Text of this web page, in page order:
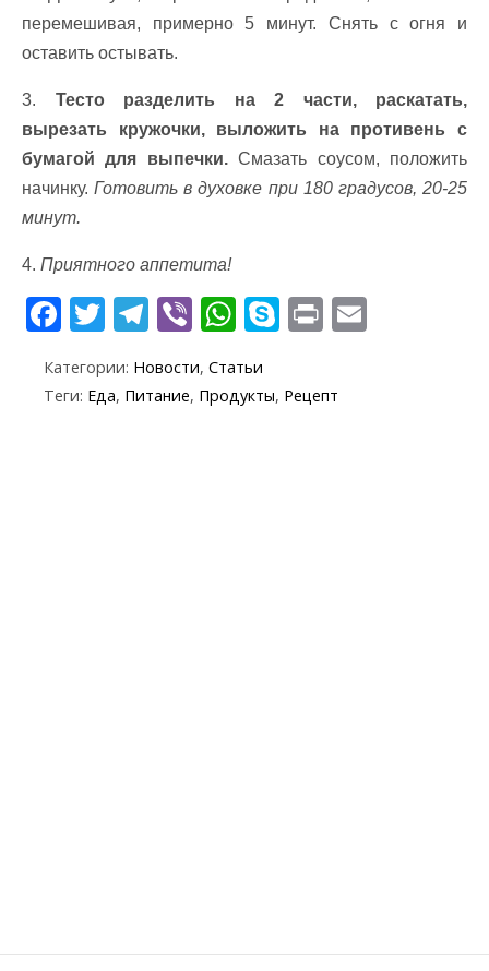
перемешивая, примерно 5 минут. Снять с огня и
оставить остывать.
3. Тесто разделить на 2 части, раскатать,
вырезать кружочки, выложить на противень с
бумагой для выпечки.Смазать соусом, положить
начинку.Готовить в духовке при 180 градусов, 20-25
минут.
4. Приятного аппетита!
F
e
T
itt
er
T
e
Vi
er
W
at
s
S
y
Pr
t
Категории: Новости, Статьи
Теги: Еда, Питание, Продукты, Рецепт